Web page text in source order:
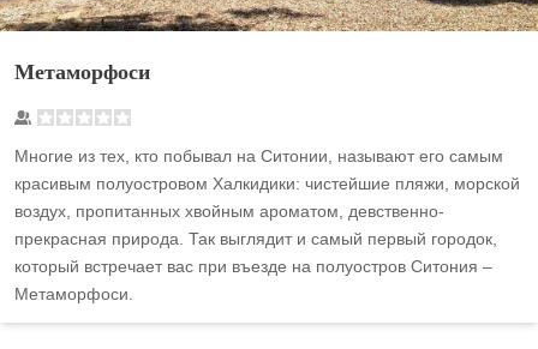
Метаморфоси
Многие из тех, кто побывал на Ситонии, называют его самым
красивым полуостровом Халкидики: чистейшие пляжи, морской
воздух, пропитанных хвойным ароматом, девственно-
прекрасная природа. Так выглядит и самый первый городок,
который встречает вас при въезде на полуостров Ситония –
Метаморфоси.